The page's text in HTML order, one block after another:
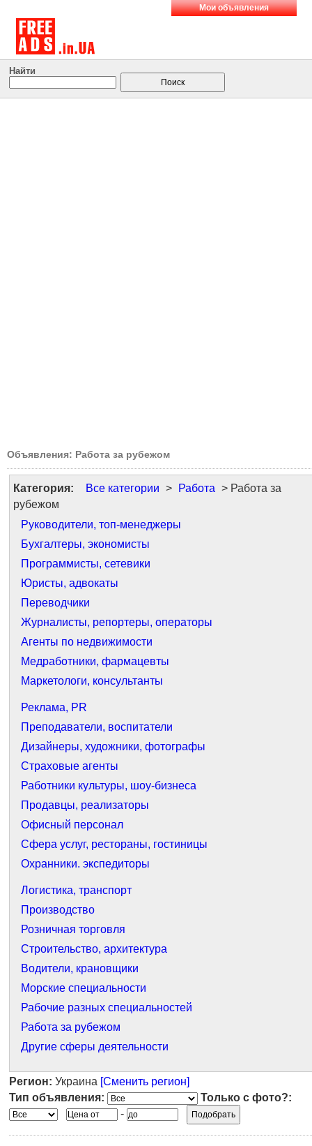
Мои объявления
Найти
Объявления: Работа за рубежом
Категория: Все категории > Работа > Работа за
рубежом
Руководители, топ-менеджеры
Бухгалтеры, экономисты
Программисты, сетевики
Юристы, адвокаты
Переводчики
Журналисты, репортеры, операторы
Агенты по недвижимости
Медработники, фармацевты
Маркетологи, консультанты
Реклама, PR
Преподаватели, воспитатели
Дизайнеры, художники, фотографы
Страховые агенты
Работники культуры, шоу-бизнеса
Продавцы, реализаторы
Офисный персонал
Сфера услуг, рестораны, гостиницы
Охранники. экспедиторы
Логистика, транспорт
Производство
Розничная торговля
Строительство, архитектура
Водители, крановщики
Морские специальности
Рабочие разных специальностей
Работа за рубежом
Другие сферы деятельности
Регион: Украина [Сменить регион]
Тип объявления:
Только с фото?:
-